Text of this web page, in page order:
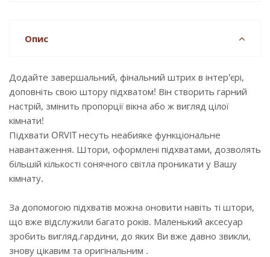
Опис
Додайте завершальний, фінальний штрих в інтер'єрі,
доповніть свою штору підхватом! Він створить гарний
настрій, змінить пропорції вікна або ж вигляд цілої
кімнати!
Підхвати ORVIT несуть неабияке функціональне
навантаження. Штори, оформлені підхватами, дозволять
більшій кількості сонячного світла проникати у Вашу
кімнату.
За допомогою підхватів можна оновити навіть ті штори,
що вже відслужили багато років. Маленький аксесуар
зробить вигляд.гардини, до яких Ви вже давно звикли,
знову цікавим та оригінальним .